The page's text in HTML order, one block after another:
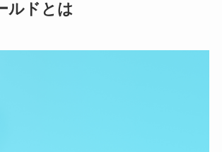
ルドとは